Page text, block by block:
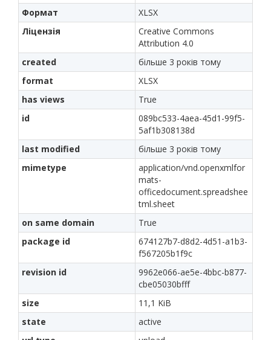
Формат
XLSX
Ліцензія
Creative Commons
Attribution 4.0
created
більше 3 років тому
format
XLSX
has views
True
id
089bc533-4aea-45d1-99f5-
5af1b308138d
last modified
більше 3 років тому
mimetype
application/vnd.openxmlfor
mats-
officedocument.spreadshee
tml.sheet
on same domain
True
package id
674127b7-d8d2-4d51-a1b3-
f567205b1f9c
revision id
9962e066-ae5e-4bbc-b877-
cbe05030bfff
size
11,1 KiB
state
active